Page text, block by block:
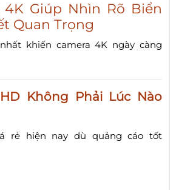
4K Giúp Nhìn Rõ Biển
Quan Trọng
khiến camera 4K ngày càng
Không Phải Lúc Nào
rẻ hiện nay dù quảng cáo tốt